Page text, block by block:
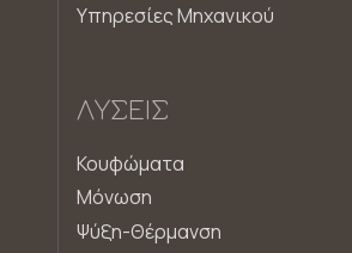
Υπηρεσίες Μηχανικού
ΛΎΣΕΙΣ
Κουφώματα
Μόνωση
Ψύξη-Θέρμανση